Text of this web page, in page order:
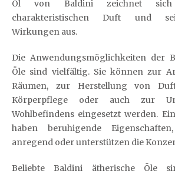
Öl von Baldini zeichnet
charakteristischen Duft und
Wirkungen aus.
Die Anwendungsmöglichkeiten der
Öle sind vielfältig. Sie können zur
Räumen, zur Herstellung von
Körperpflege oder auch zur
Wohlbefindens eingesetzt werden.
haben beruhigende
anregend oder unterstützen die
Beliebte Baldini ätherische Öle